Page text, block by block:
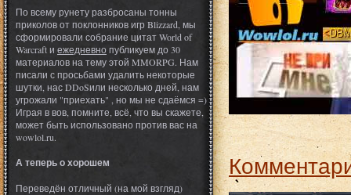
По всему рунету разбросаны тонны
приколов от поклонников игр Blizzard, мы
сформировали собрание цитат World of
Warcraft и ежедневно публикуем до 30
материалов на тему этой MMORPG. Нам
писали с просьбами удалить некоторые
шутки, нас DDoSили несколько дней, нам
угрожали "приехать" , но мы не сдаёмся =)
Играя в вов, помните, всё, что вы скажете,
может быть использовано против вас на
wowlol.ru.
А теперь о хорошем
Переведён отличный (на мой взгляд)